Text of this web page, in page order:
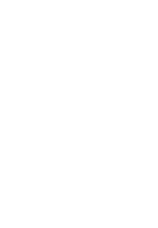
any donation be from